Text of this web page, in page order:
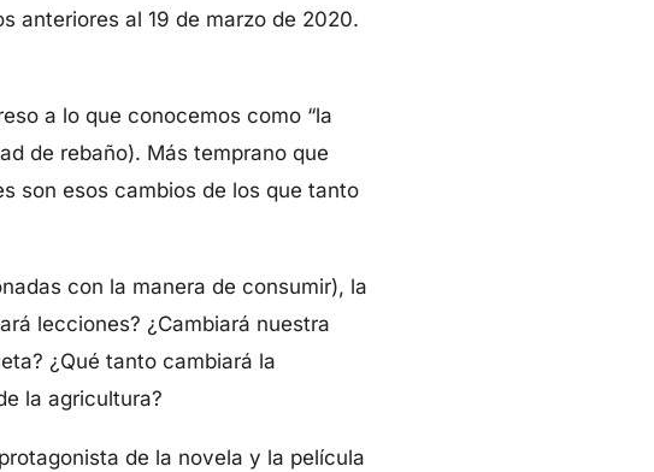
anteriores al 19 de marzo de 2020.
a lo que conocemos como “la
de rebaño). Más temprano que
son esos cambios de los que tanto
con la manera de consumir), la
lecciones? ¿Cambiará nuestra
¿Qué tanto cambiará la
la agricultura?
de la novela y la película